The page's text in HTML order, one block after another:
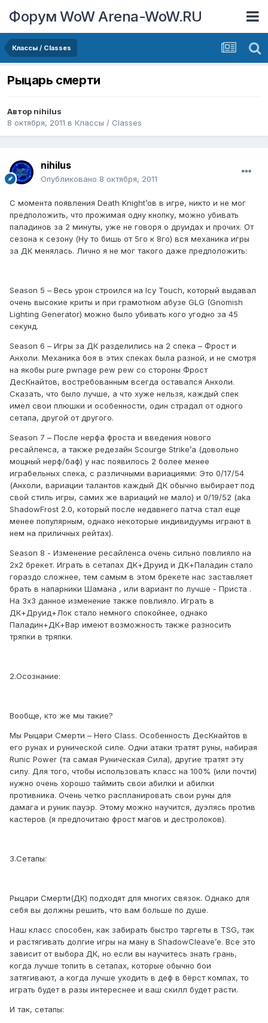
Форум WoW Arena-WoW.RU
Классы / Classes
Рыцарь смерти
Автор nihilus
8 октября, 2011 в Классы / Classes
nihilus
Опубликовано 8 октября, 2011
С момента появления Death Knight’ов в игре, никто и не мог
предположить, что прожимая одну кнопку, можно убивать
паладинов за 2 минуты, уже не говоря о друидах и прочих. От
сезона к сезону (Ну то бишь от 5го к 8го) вся механика игры
за ДК менялась. Лично я не мог такого даже предположить:
Season 5 – Весь урон строился на Icy Touch, который выдавал
очень высокие криты и при грамотном абузе GLG (Gnomish
Lighting Generator) можно было убивать кого угодно за 45
секунд.
Season 6 – Игры за ДК разделились на 2 спека – Фрост и
Анхоли. Механика боя в этих спеках была разной, и не смотря
на якобы pure pwnage pew pew со стороны Фрост
ДесКнайтов, востребованным всегда оставался Анхоли.
Сказать, что было лучше, а что хуже нельзя, каждый спек
имел свои плюшки и особенности, один страдал от одного
сетапа, другой от другого.
Season 7 – После нерфа фроста и введения нового
ресайленса, а также редезайн Scourge Strike’а (довольно
мощный нерф/баф) у нас появилось 2 более менее
играбельных спека, с различными вариациями: Это 0/17/54
(Анхоли, вариации талантов каждый ДК обычно выбирает под
свой стиль игры, самих же вариаций не мало) и 0/19/52 (aka
ShadowFrost 2.0, который после недавнего патча стал еще
менее популярным, однако некоторые индивидуумы играют в
нем на приличных рейтах).
Season 8 - Изменение ресайленса очень сильно повлияло на
2х2 брекет. Играть в сетапах ДК+Друид и ДК+Паладин стало
гораздо сложнее, тем самым в этом брекете нас заставляет
брать в напарники Шамана , или вариант по лучше - Приста .
На 3х3 данное изменение также повлияло. Играть в
ДК+Друид+Лок стало немного спокойнее, однако
Паладин+ДК+Вар имеют возможность также разносить
тряпки в тряпки.
2.Осознание:
Вообще, кто же мы такие?
Мы Рыцари Смерти – Hero Class. Особенность ДесКнайтов в
его рунах и рунической силе. Одни атаки тратят руны, набирая
Runic Power (та самая Руническая Сила), другие тратят эту
силу. Для того, чтобы использовать класс на 100% (или почти)
нужно очень хорошо таймить свои абилки и абилки
противника. Очень четко распланировать свои руны для
дамага и руник пауэр. Этому можно научится, дуэлясь против
кастеров (я предпочитаю фрост магов и дестролоков).
3.Сетапы:
Рыцари Смерти(ДК) подходят для многих связок. Однако для
себя вы должны решить, что вам больше по душе.
Наш класс способен, как забирать быстро таргеты в TSG, так
и растягивать долгие игры на ману в ShadowCleave’е. Все это
зависит от выбора ДК, но если вы научитесь знать грань,
когда лучше топить в сетапах, которые обычно бои
затягивают, а когда лучше уходить в деф в бёрст компах, то
играть будет в разы интереснее и ваш скилл будет расти.
И так, сетапы: